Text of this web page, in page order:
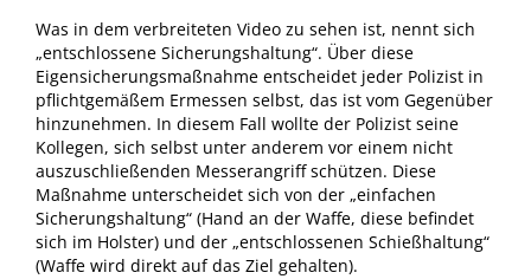
Was in dem verbreiteten Video zu sehen ist, nennt sich
„entschlossene Sicherungshaltung“. Über diese
Eigensicherungsmaßnahme entscheidet jeder Polizist in
pflichtgemäßem Ermessen selbst, das ist vom Gegenüber
hinzunehmen. In diesem Fall wollte der Polizist seine
Kollegen, sich selbst unter anderem vor einem nicht
auszuschließenden Messerangriff schützen. Diese
Maßnahme unterscheidet sich von der „einfachen
Sicherungshaltung“ (Hand an der Waffe, diese befindet
sich im Holster) und der „entschlossenen Schießhaltung“
(Waffe wird direkt auf das Ziel gehalten).